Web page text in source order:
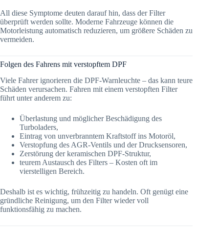
All diese Symptome deuten darauf hin, dass der Filter
überprüft werden sollte. Moderne Fahrzeuge können die
Motorleistung automatisch reduzieren, um größere Schäden zu
vermeiden.
Folgen des Fahrens mit verstopftem DPF
Viele Fahrer ignorieren die DPF-Warnleuchte – das kann teure
Schäden verursachen. Fahren mit einem verstopften Filter
führt unter anderem zu:
Überlastung und möglicher Beschädigung des
Turboladers,
Eintrag von unverbranntem Kraftstoff ins Motoröl,
Verstopfung des AGR-Ventils und der Drucksensoren,
Zerstörung der keramischen DPF-Struktur,
teurem Austausch des Filters – Kosten oft im
vierstelligen Bereich.
Deshalb ist es wichtig, frühzeitig zu handeln. Oft genügt eine
gründliche Reinigung, um den Filter wieder voll
funktionsfähig zu machen.